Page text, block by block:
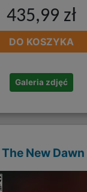
435,99 zł
DO KOSZYKA
Galeria zdjęć
New Dawn